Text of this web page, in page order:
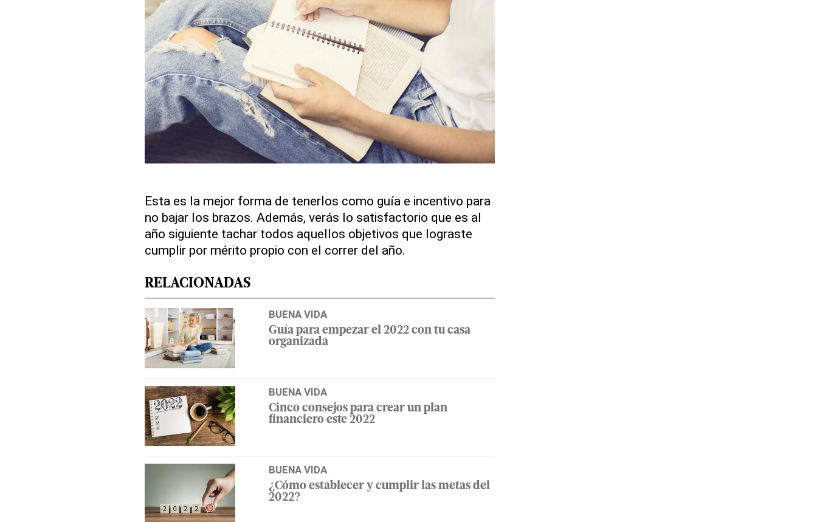
Esta es la mejor forma de tenerlos como guía e incentivo para
no bajar los brazos. Además, verás lo satisfactorio que es al
año siguiente tachar todos aquellos objetivos que lograste
cumplir por mérito propio con el correr del año.
RELACIONADAS
BUENA VIDA
Guía para empezar el 2022 con tu casa
organizada
BUENA VIDA
Cinco consejos para crear un plan
financiero este 2022
BUENA VIDA
¿Cómo establecer y cumplir las metas del
2022?